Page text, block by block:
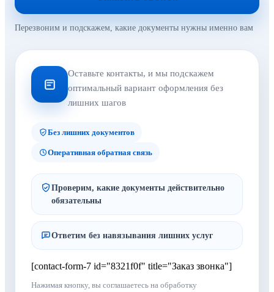
Перезвоним и подскажем, какие документы нужны именно вам
Оставьте контакты, и мы подскажем
оптимальный вариант оформления без
лишних шагов
Без лишних документов
Оперативная обратная связь
Проверим, какие документы действительно
обязательны
Ответим без навязывания лишних услуг
[contact-form-7 id="8321f0f" title="Заказ звонка"]
Нажимая кнопку, вы соглашаетесь на обработку